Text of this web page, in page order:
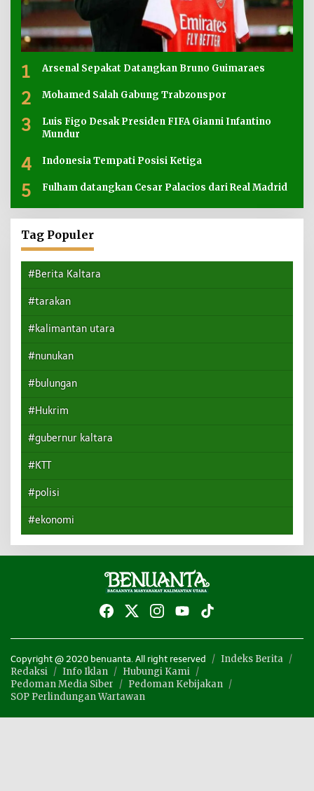
1 Arsenal Sepakat Datangkan Bruno Guimaraes
2 Mohamed Salah Gabung Trabzonspor
3
Luis Figo Desak Presiden FIFA Gianni Infantino
Mundur
4 Indonesia Tempati Posisi Ketiga
5 Fulham datangkan Cesar Palacios dari Real Madrid
Tag Populer
#Berita Kaltara
#tarakan
#kalimantan utara
#nunukan
#bulungan
#Hukrim
#gubernur kaltara
#KTT
#polisi
#ekonomi
Copyright @ 2020 benuanta. All right reserved
Indeks Berita
Redaksi
Info Iklan
Hubungi Kami
Pedoman Media Siber
Pedoman Kebijakan
SOP Perlindungan Wartawan